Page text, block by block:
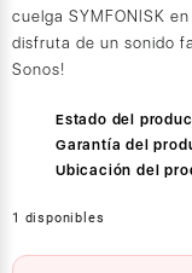
cuelga SYMFONISK
disfruta de un sonido
Sonos!
Estado del
Garantía del
Ubicación del
1 disponibles